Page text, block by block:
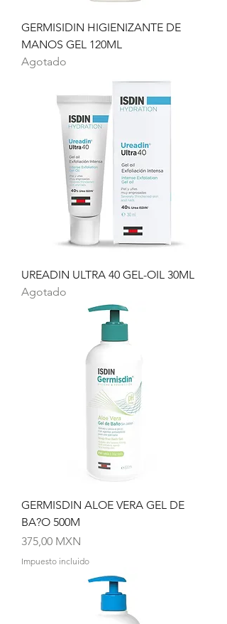
GERMISIDIN HIGIENIZANTE DE
MANOS GEL 120ML
Agotado
UREADIN ULTRA 40 GEL-OIL 30ML
Agotado
GERMISDIN ALOE VERA GEL DE
BA?O 500M
Precio
375,00 MXN
Impuesto incluido